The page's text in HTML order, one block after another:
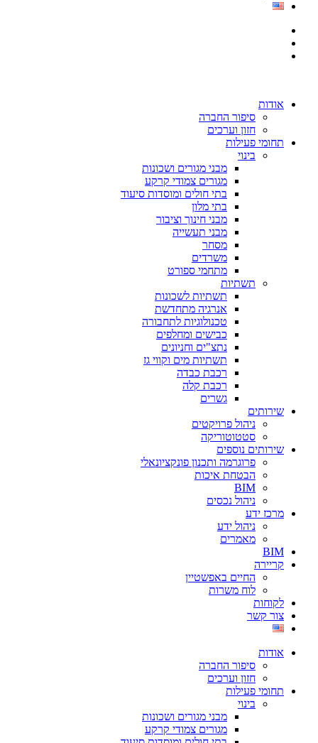
אודות
סיפור החברה
חזון וערכים
תחומי פעילות
בינוי
מבני מגורים ושכונות
מגורים צמודי קרקע
בתי חולים ומוסדות סיעוד
בתי מלון
מבני חינוך וציבור
מבני תעשייה
מסחר
משרדים
מתחמי ספורט
תשתיות
תשתיות לשכונות
אנרגיה מתחדשת
טכנולוגיות לתחבורה
כבישים ומחלפים
נתצ"ים וחניונים
תשתיות מים וקווי גז
רכבת כבדה
רכבת קלה
גשרים
שירותים
ניהול פרויקטים
סטטוטוריקה
שירותים נוספים
פרוגרמה ותכנון פונקציונאלי
הבטחת איכות
BIM
ניהול נכסים
מרכז ידע
ניהול ידע
מאמרים
BIM
קריירה
החיים באפשטיין
לוח משרות
לקוחות
צור קשר
אודות
סיפור החברה
חזון וערכים
תחומי פעילות
בינוי
מבני מגורים ושכונות
מגורים צמודי קרקע